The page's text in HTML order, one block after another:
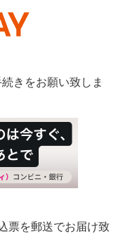
きをお願い致しま
票を郵送でお届け致